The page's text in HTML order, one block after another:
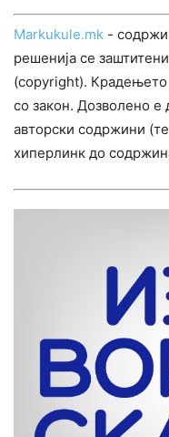
Markukule.mk -
решенија се
(copyright). Крадењето
со закон. Дозволено
авторски содржини
хиперлинк до